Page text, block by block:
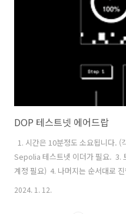
결요청 승인 (pryzm testnet 필요)
DOP 테스트넷 에어드랍
1. 시간은 10분정도 소요됩니다.
Sepolia 테스트넷 이더가 필요. ​ 3.
계정 필요) ​ 4. 나머지는 순서대로
데 해당 니모닉을 잘 보관하시기 바
2024. 1. 12.